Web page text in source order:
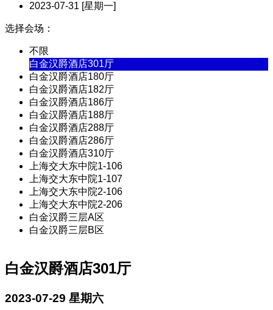
2023-07-31 [星期一]
选择会场：
不限
白金汉爵酒店301厅
白金汉爵酒店180厅
白金汉爵酒店182厅
白金汉爵酒店186厅
白金汉爵酒店188厅
白金汉爵酒店288厅
白金汉爵酒店286厅
白金汉爵酒店310厅
上海交大东中院1-106
上海交大东中院1-107
上海交大东中院2-106
上海交大东中院2-206
白金汉爵三层A区
白金汉爵三层B区
白金汉爵酒店301厅
2023-07-29 星期六